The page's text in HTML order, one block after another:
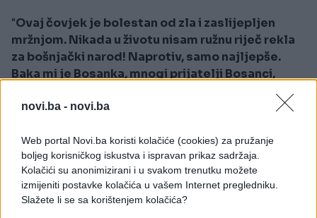
novi.ba - novi.ba
Web portal Novi.ba koristi kolačiće (cookies) za pružanje
boljeg korisničkog iskustva i ispravan prikaz sadržaja.
Kolačići su anonimizirani i u svakom trenutku možete
izmijeniti postavke kolačića u vašem Internet pregledniku.
Slažete li se sa korištenjem kolačića?
"Ovaj čovjek je bolestan od zla i zaslijepljen
mržnjom. Nikada u životu nisam ružnu riječ rekla
za bošnjački narod! Naprotiv, samo najljepše.
Baka mi je Bosanka, mnogi prijatelji Bosanci,
ogromna fan baza iz Bosne. Ne znam zašto se
ovaj nesretnik okomio na mene, ili želi marketing
Dosta je bilo mržnje, aman bre!!", napisala je.
Karleuša je prije dvije godine na društvenim
mrežama vrijeđala osobe koje su podržale usvajanje
Rezolucije o genocidu u Srebrenici.